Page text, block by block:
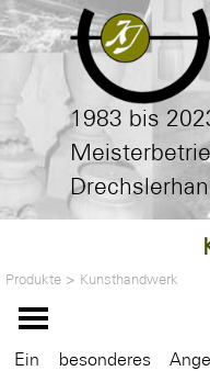
Direkt zum Seiteninhalt
1983 bis
Produkte > Kunsthandwerk
Menü überspringen
Ein besonderes